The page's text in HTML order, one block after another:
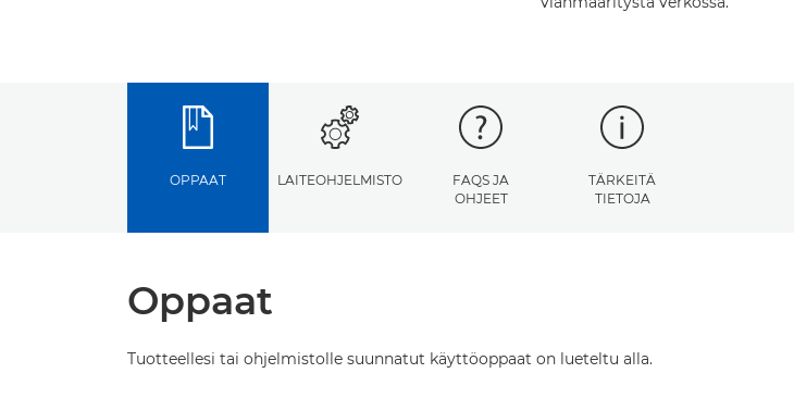
OPPAAT LAITEOHJELMISTO
FAQS JA
OHJEET
TÄRKEITÄ
TIETOJA
Oppaat
Tuotteellesi tai ohjelmistolle suunnatut käyttöoppaat on lueteltu alla.